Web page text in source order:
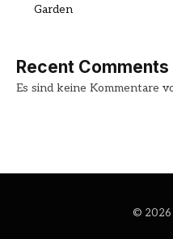
Garden
Recent Comments
Es sind keine Kommentare
© 2026